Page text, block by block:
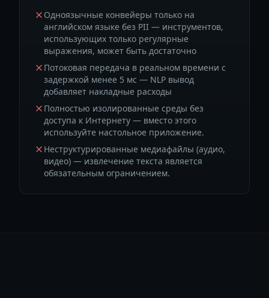
Одноязычные конвейеры только на
английском языке без PII — инструментов,
использующих только регулярные
выражения, может быть достаточно
Потоковая передача в реальном времени с
задержкой менее 5 мс — NLP вывод
добавляет накладные расходы
Полностью изолированные среды без
доступа к Интернету — вместо этого
используйте настольное приложение.
Неструктурированные медиафайлы (аудио,
видео) — извлечение текста является
обязательным ограничением.